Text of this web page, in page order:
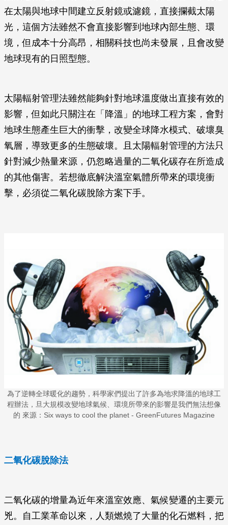
在太陽與地球中間建立反射鏡或濾鏡，直接攔截太陽
光，這個方法雖然不會直接影響到地球內部生態、環
境，但成本十分高昂，相關科技也尚未發展，且會改變
地球現有的日照型態。
太陽輻射管理法雖然能夠針對地球溫度做出直接有效的
影響，但如此只關注在「降溫」的地球工程方案，會對
地球生態產生巨大的衝擊，改變全球降水模式、破壞臭
氧層，導致更多的生態破壞。且太陽輻射管理的方法只
針對減少熱量來源，仍忽略過量的二氧化碳存在所造成
的其他傷害。若想徹底解決溫室氣體所帶來的環境衝
擊，必須從二氧化碳脫除方案下手。
為了逆轉全球暖化的趨勢，科學家們提出了許多為地求降溫的地球工
程辦法，旦大規模改變地球氣候、環境所帶來的影響是我們無法想像
的 來源：Six ways to cool the planet - GreenFutures Magazine
二氧化碳脫除法
二氧化碳的增量為近年來溫室效應、氣候變遷的主要元
兇。自工業革命以來，人類燃燒了大量的化石燃料，把